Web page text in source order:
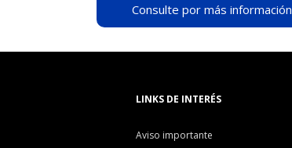
Consulte por más información
LINKS DE INTERÉS
Aviso importante